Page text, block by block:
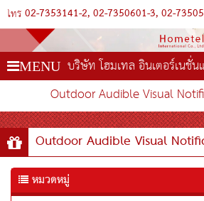
โทร 02-7353141-2 02-7350601-3 02-
MENU บริษัท โฮมเทล อินเตอร์เนชั่
Outdoor Audible Visual
Outdoor Audible Visual
หมวดหมู่